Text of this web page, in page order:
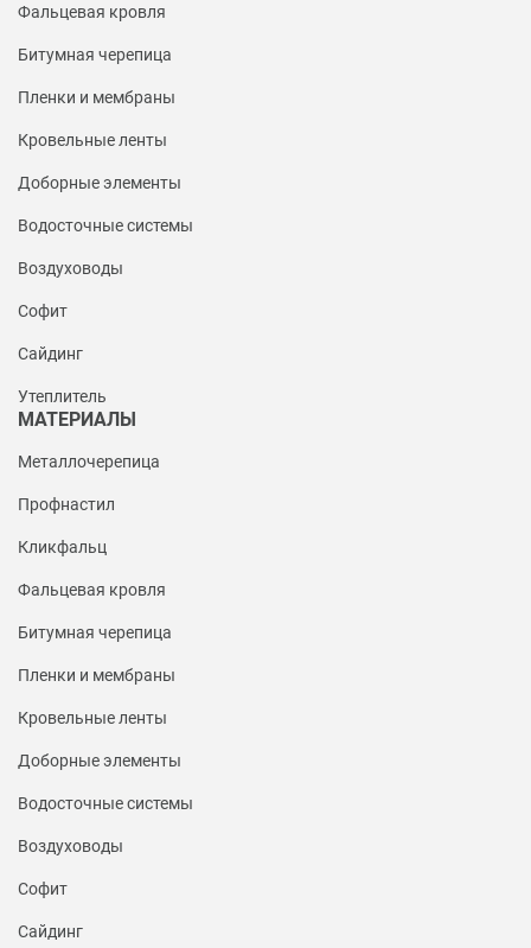
Фальцевая кровля
Битумная черепица
Пленки и мембраны
Кровельные ленты
Доборные элементы
Водосточные системы
Воздуховоды
Софит
Сайдинг
Утеплитель
МАТЕРИАЛЫ
Металлочерепица
Профнастил
Кликфальц
Фальцевая кровля
Битумная черепица
Пленки и мембраны
Кровельные ленты
Доборные элементы
Водосточные системы
Воздуховоды
Софит
Сайдинг